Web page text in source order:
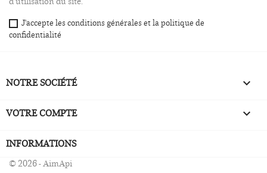
J'accepte les conditions générales et la politique de
confidentialité
NOTRE SOCIÉTÉ 
VOTRE COMPTE 
INFORMATIONS
© 2026 - AimApi